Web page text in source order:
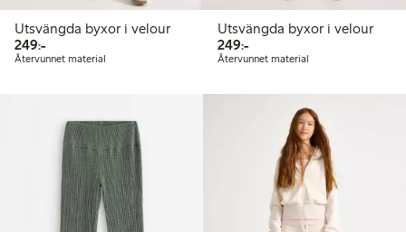
Utsvängda byxor i velour
249:-249,00 kr
Återvunnet material
Utsvängda byxor i velour
249:-249,00 kr
Återvunnet material